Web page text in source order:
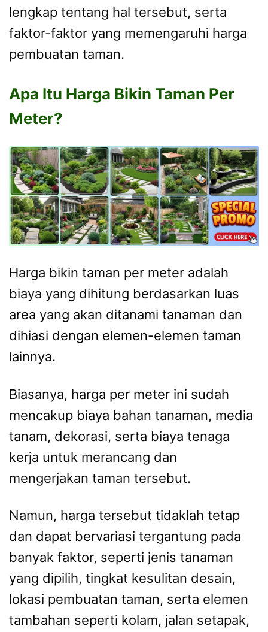
lengkap tentang hal tersebut, serta
faktor-faktor yang memengaruhi harga
pembuatan taman.
Apa Itu Harga Bikin Taman Per
Meter?
Harga bikin taman per meter adalah
biaya yang dihitung berdasarkan luas
area yang akan ditanami tanaman dan
dihiasi dengan elemen-elemen taman
lainnya.
Biasanya, harga per meter ini sudah
mencakup biaya bahan tanaman, media
tanam, dekorasi, serta biaya tenaga
kerja untuk merancang dan
mengerjakan taman tersebut.
Namun, harga tersebut tidaklah tetap
dan dapat bervariasi tergantung pada
banyak faktor, seperti jenis tanaman
yang dipilih, tingkat kesulitan desain,
lokasi pembuatan taman, serta elemen
tambahan seperti kolam, jalan setapak,